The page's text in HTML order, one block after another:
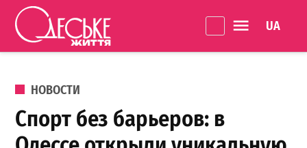
Перейти к содержанию
життя
ОПУБЛИКОВАНО В
НОВОСТИ
Спорт без барьеров: в